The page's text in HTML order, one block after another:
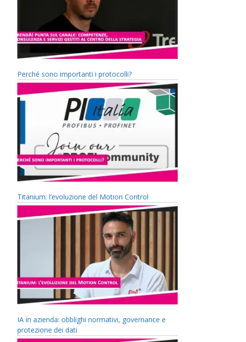
Perché sono importanti i protocolli?
Titanium: l’evoluzione del Motion Control
IA in azienda: obblighi normativi, governance e
protezione dei dati